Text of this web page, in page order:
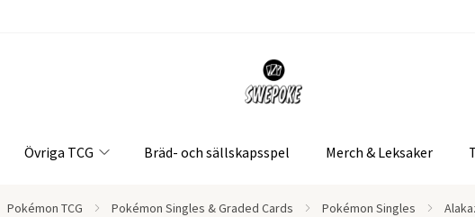
Övriga TCG Bräd- och sällskapsspel Merch & Leksaker
Pokémon TCG Pokémon Singles & Graded Cards Pokémon Singles